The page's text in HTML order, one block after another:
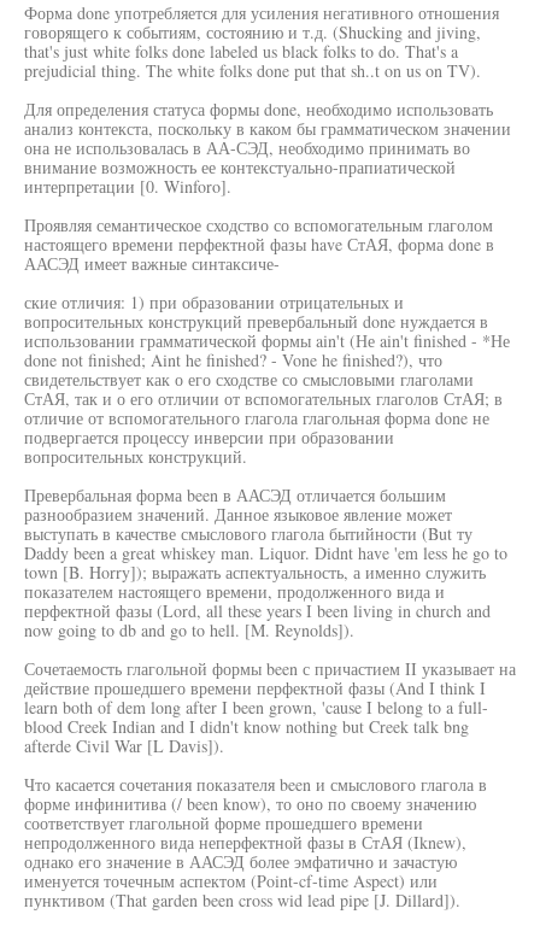
Форма done употребляется для усиления негативного отношения
говорящего к событиям, состоянию и т.д. (Shucking and jiving,
that's just white folks done labeled us black folks to do. That's a
prejudicial thing. The white folks done put that sh..t on us on TV).
Для определения статуса формы done, необходимо использовать
анализ контекста, поскольку в каком бы грамматическом значении
она не использовалась в АА-СЭД, необходимо принимать во
внимание возможность ее контекстуально-прапиатической
интерпретации [0. Winforo].
Проявляя семантическое сходство со вспомогательным глаголом
настоящего времени перфектной фазы have СтАЯ, форма done в
ААСЭД имеет важные синтаксиче-
ские отличия: 1) при образовании отрицательных и
вопросительных конструкций превербальный done нуждается в
использовании грамматической формы ain't (Не ain't finished - *Не
done not finished; Aint he finished? - Vone he finished?), что
свидетельствует как о его сходстве со смысловыми глаголами
СтАЯ, так и о его отличии от вспомогательных глаголов СтАЯ; в
отличие от вспомогательного глагола глагольная форма done не
подвергается процессу инверсии при образовании
вопросительных конструкций.
Превербальная форма been в ААСЭД отличается большим
разнообразием значений. Данное языковое явление может
выступать в качестве смыслового глагола бытийности (But ту
Daddy been a great whiskey man. Liquor. Didnt have 'em less he go to
town [B. Horry]); выражать аспектуальность, а именно служить
показателем настоящего времени, продолженного вида и
перфектной фазы (Lord, all these years I been living in church and
now going to db and go to hell. [M. Reynolds]).
Сочетаемость глагольной формы been с причастием II указывает на
действие прошедшего времени перфектной фазы (And I think I
learn both of dem long after I been grown, 'cause I belong to a full-
blood Creek Indian and I didn't know nothing but Creek talk bng
afterde Civil War [L Davis]).
Что касается сочетания показателя been и смыслового глагола в
форме инфинитива (/ been know), то оно по своему значению
соответствует глагольной форме прошедшего времени
непродолженного вида неперфектной фазы в СтАЯ (Iknew),
однако его значение в ААСЭД более эмфатично и зачастую
именуется точечным аспектом (Point-cf-time Aspect) или
пунктивом (That garden been cross wid lead pipe [J. Dillard]).